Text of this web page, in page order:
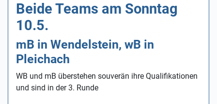
Beide Teams am Sonntag
10.5.
mB in Wendelstein, wB in
Pleichach
WB und mB überstehen souverän ihre Qualifikationen
und sind in der 3. Runde